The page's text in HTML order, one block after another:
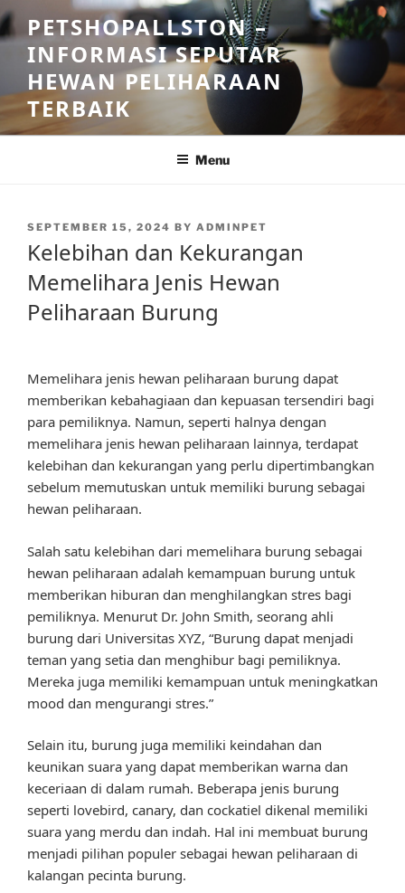
Skip
to
content
PETSHOPALLSTON –
INFORMASI SEPUTAR
HEWAN PELIHARAAN
TERBAIK
Menu
POSTED
SEPTEMBER 15, 2024 BY ADMINPET
Kelebihan dan Kekurangan
Memelihara Jenis Hewan
Peliharaan Burung
Memelihara jenis hewan peliharaan burung dapat
memberikan kebahagiaan dan kepuasan tersendiri bagi
para pemiliknya. Namun, seperti halnya dengan
memelihara jenis hewan peliharaan lainnya, terdapat
kelebihan dan kekurangan yang perlu dipertimbangkan
sebelum memutuskan untuk memiliki burung sebagai
hewan peliharaan.
Salah satu kelebihan dari memelihara burung sebagai
hewan peliharaan adalah kemampuan burung untuk
memberikan hiburan dan menghilangkan stres bagi
pemiliknya. Menurut Dr. John Smith, seorang ahli
burung dari Universitas XYZ, “Burung dapat menjadi
teman yang setia dan menghibur bagi pemiliknya.
Mereka juga memiliki kemampuan untuk meningkatkan
mood dan mengurangi stres.”
Selain itu, burung juga memiliki keindahan dan
keunikan suara yang dapat memberikan warna dan
keceriaan di dalam rumah. Beberapa jenis burung
seperti lovebird, canary, dan cockatiel dikenal memiliki
suara yang merdu dan indah. Hal ini membuat burung
menjadi pilihan populer sebagai hewan peliharaan di
kalangan pecinta burung.